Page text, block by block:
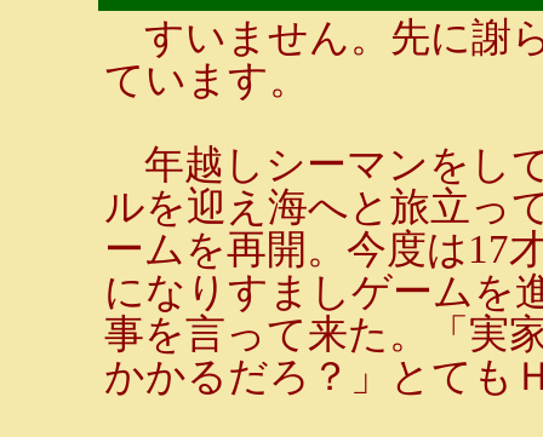
すいません。先に謝
ています。
年越しシーマンをし
ルを迎え海へと旅立っ
ームを再開。今度は17
になりすましゲームを
事を言って来た。「実
かかるだろ？」とても